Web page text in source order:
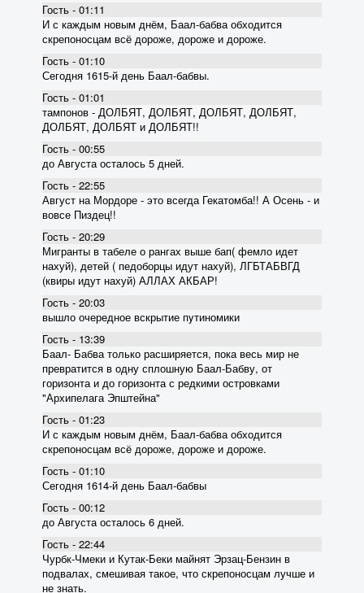
Гость - 01:11
И с каждым новым днём, Баал-бабва обходится
скрепоносцам всё дороже, дороже и дороже.
Гость - 01:10
Сегодня 1615-й день Баал-бабвы.
Гость - 01:01
тампонов - ДОЛБЯТ, ДОЛБЯТ, ДОЛБЯТ, ДОЛБЯТ,
ДОЛБЯТ, ДОЛБЯТ и ДОЛБЯТ!!
Гость - 00:55
до Августа осталось 5 дней.
Гость - 22:55
Август на Мордоре - это всегда Гекатомба!! А Осень - и
вовсе Пиздец!!
Гость - 20:29
Мигранты в табеле о рангах выше бап( фемло идет
нахуй), детей ( педоборцы идут нахуй), ЛГБТАБВГД
(квиры идут нахуй) АЛЛАХ АКБАР!
Гость - 20:03
вышло очередное вскрытие пyтиномики
Гость - 13:39
Баал- Бабва только расширяется, пока весь мир не
превратится в одну сплошную Баал-Бабву, от
горизонта и до горизонта с редкими островками
"Архипелага Эпштейна"
Гость - 01:23
И с каждым новым днём, Баал-бабва обходится
скрепоносцам всё дороже, дороже и дороже.
Гость - 01:10
Сегодня 1614-й день Баал-бабвы
Гость - 00:12
до Августа осталось 6 дней.
Гость - 22:44
Чурбк-Чмеки и Кутак-Беки майнят Эрзац-Бензин в
подвалах, смешивая такое, что скрепоносцам лучше и
не знать.